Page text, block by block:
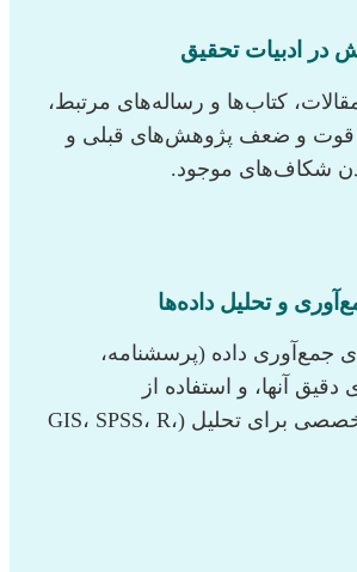
در ادبیات تحقیق
کتاب‌ها و رساله‌های مرتبط،
قوت و ضعف پژوهش‌های قبلی و
شکاف‌های موجود.
و تحلیل داده‌ها
جمع‌آوری داده (پرسشنامه،
آنها، و استفاده از
نرم‌افزارهای تخصصی برای تحلیل (GIS، SPSS، R،